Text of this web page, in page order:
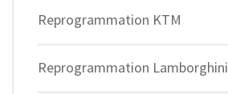
Reprogrammation KTM
Reprogrammation Lamborghini